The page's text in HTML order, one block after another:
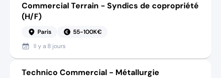
Commercial Terrain - Syndics de copropriété
(H/F)
Paris
55-100K€
Il y a 8 jours
Technico Commercial - Métallurgie